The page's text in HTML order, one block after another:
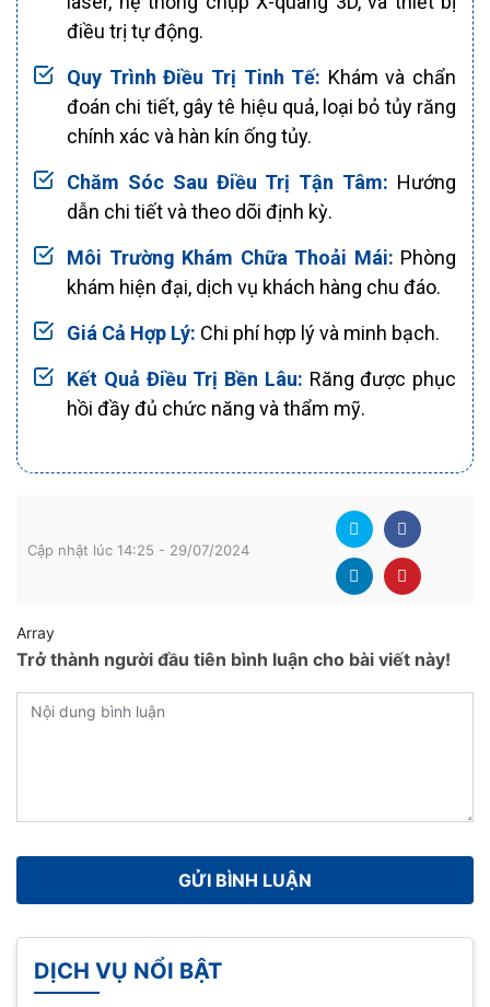
điều trị tự động.
Quy Trình Điều Trị Tinh Tế: Khám và chẩn
đoán chi tiết, gây tê hiệu quả, loại bỏ tủy răng
chính xác và hàn kín ống tủy.
Chăm Sóc Sau Điều Trị Tận Tâm: Hướng
dẫn chi tiết và theo dõi định kỳ.
Môi Trường Khám Chữa Thoải Mái: Phòng
khám hiện đại, dịch vụ khách hàng chu đáo.
Giá Cả Hợp Lý: Chi phí hợp lý và minh bạch.
Kết Quả Điều Trị Bền Lâu: Răng được phục
hồi đầy đủ chức năng và thẩm mỹ.
Cập nhật lúc 14:25 - 29/07/2024
Array
Trở thành người đầu tiên bình luận cho bài viết này!
DỊCH VỤ NỔI BẬT